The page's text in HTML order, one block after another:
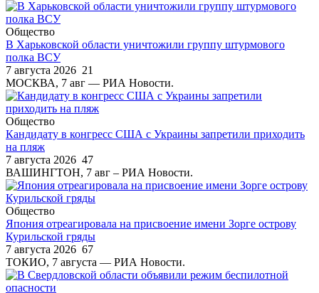
Общество
В Харьковской области уничтожили группу штурмового
полка ВСУ
7 августа 2026 21
МОСКВА, 7 авг — РИА Новости.
Общество
Кандидату в конгресс США с Украины запретили приходить
на пляж
7 августа 2026 47
ВАШИНГТОН, 7 авг – РИА Новости.
Общество
Япония отреагировала на присвоение имени Зорге острову
Курильской гряды
7 августа 2026 67
ТОКИО, 7 августа — РИА Новости.